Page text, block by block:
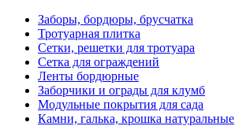
Заборы, бордюры, брусчатка
Тротуарная плитка
Сетки, решетки для тротуара
Сетка для ограждений
Ленты бордюрные
Заборчики и ограды для клумб
Модульные покрытия для сада
Камни, галька, крошка натуральные